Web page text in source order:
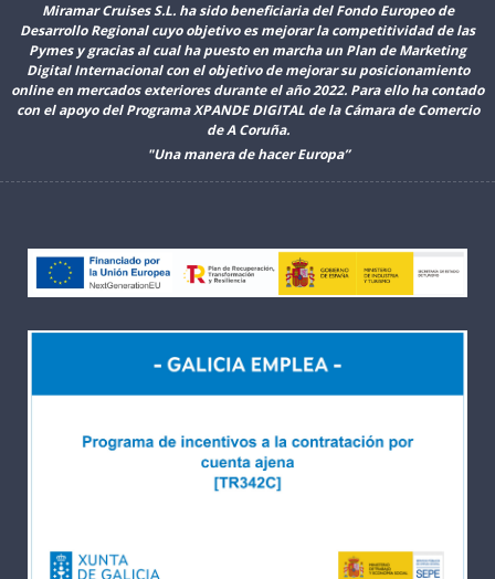
Miramar Cruises S.L. ha sido beneficiaria del Fondo Europeo de
Desarrollo Regional cuyo objetivo es mejorar la competitividad de las
Pymes y gracias al cual ha puesto en marcha un Plan de Marketing
Digital Internacional con el objetivo de mejorar su posicionamiento
online en mercados exteriores durante el año 2022. Para ello ha contado
con el apoyo del Programa XPANDE DIGITAL de la Cámara de Comercio
de A Coruña.
"Una manera de hacer Europa”